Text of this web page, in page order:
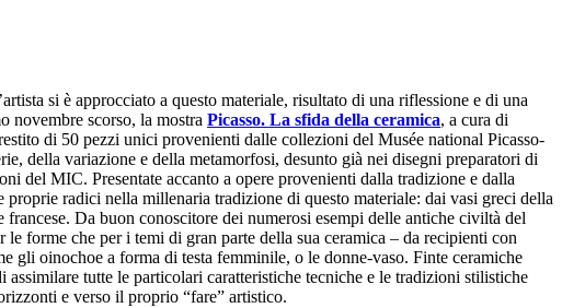
si è approcciato a questo materiale, risultato di una riflessione e di una
novembre scorso, la mostra Picasso. La sfida della ceramica, a cura di
di 50 pezzi unici provenienti dalle collezioni del Musée national Picasso-
della variazione e della metamorfosi, desunto già nei disegni preparatori di
del MIC. Presentate accanto a opere provenienti dalla tradizione e dalla
radici nella millenaria tradizione di questo materiale: dai vasi greci della
Da buon conoscitore dei numerosi esempi delle antiche civiltà del
forme che per i temi di gran parte della sua ceramica – da recipienti con
oinochoe a forma di testa femminile, o le donne-vaso. Finte ceramiche
tutte le particolari caratteristiche tecniche e le tradizioni stilistiche
e verso il proprio “fare” artistico.